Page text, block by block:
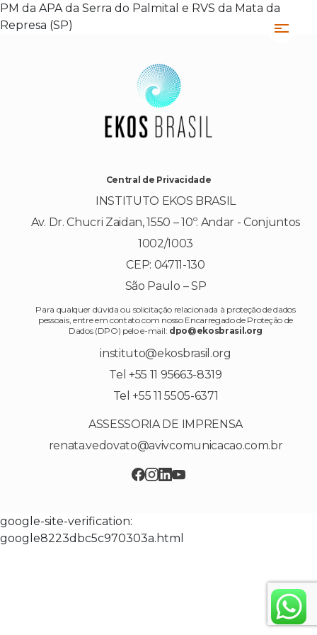
PM da APA da Serra do Palmital e RVS da Mata da
Represa (SP)
Central de Privacidade
INSTITUTO EKOS BRASIL
Av. Dr. Chucri Zaidan, 1550 – 10º. Andar - Conjuntos
1002/1003
CEP: 04711-130
São Paulo – SP
Para qualquer dúvida ou solicitação relacionada à proteção de dados
pessoais, entre em contato com nosso Encarregado de Proteção de
Dados (DPO) pelo e-mail: dpo@ekosbrasil.org
instituto@ekosbrasil.org
Tel +55 11 95663-8319
Tel +55 11 5505-6371
ASSESSORIA DE IMPRENSA
renata.vedovato@avivcomunicacao.com.br
google-site-verification:
google8223dbc5c970303a.html